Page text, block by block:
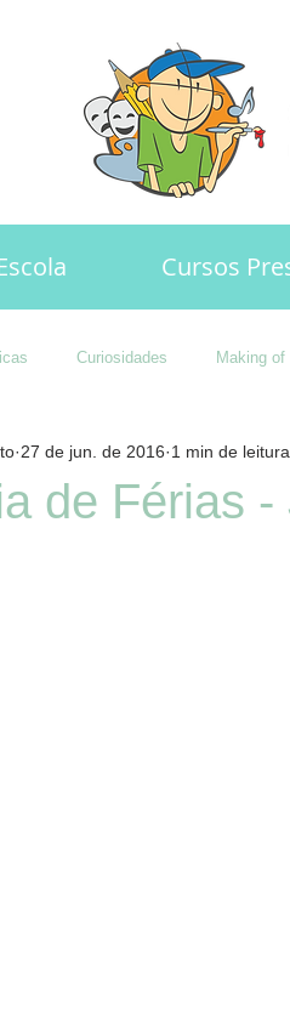
Cursos
Cursos
Curiosidades Making of
de Férias
27 de jun. de 2016 1 min de leitura